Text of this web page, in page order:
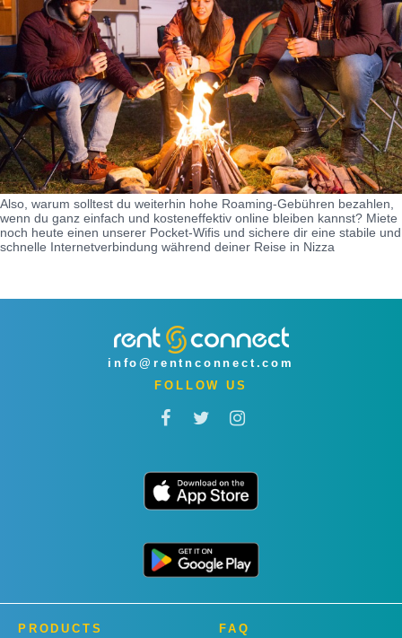
Also, warum solltest du weiterhin hohe Roaming-Gebühren bezahlen,
wenn du ganz einfach und kosteneffektiv online bleiben kannst? Miete
noch heute einen unserer Pocket-Wifis und sichere dir eine stabile und
schnelle Internetverbindung während deiner Reise in Nizza
info@rentnconnect.com
FOLLOW US
PRODUCTS FAQ